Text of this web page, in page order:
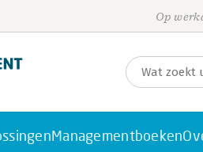
Op
Managementboeken